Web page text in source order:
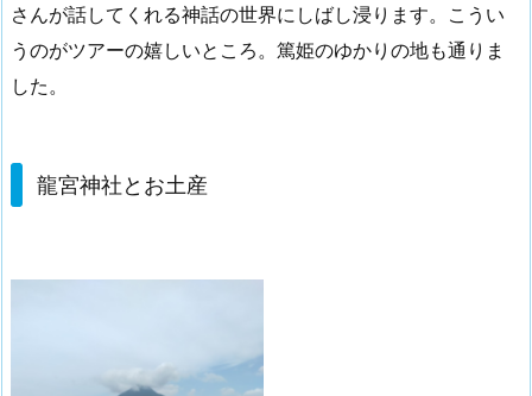
さんが話してくれる神話の世界にしばし浸ります。こうい
うのがツアーの嬉しいところ。篤姫のゆかりの地も通りま
した。
龍宮神社とお土産